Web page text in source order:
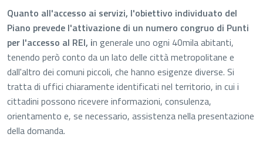
Quanto all'accesso ai servizi, l'obiettivo individuato del
Piano prevede l'attivazione di un numero congruo di Punti
per l'accesso al REI, in generale uno ogni 40mila abitanti,
tenendo però conto da un lato delle città metropolitane e
dall'altro dei comuni piccoli, che hanno esigenze diverse. Si
tratta di uffici chiaramente identificati nel territorio, in cui i
cittadini possono ricevere informazioni, consulenza,
orientamento e, se necessario, assistenza nella presentazione
della domanda.